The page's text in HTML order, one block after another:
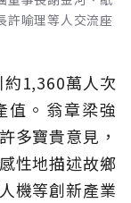
許喻理等人交流座
約1,360萬人次
值。翁章梁強
多寶貴意見，
性地描述故鄉
機等創新產業